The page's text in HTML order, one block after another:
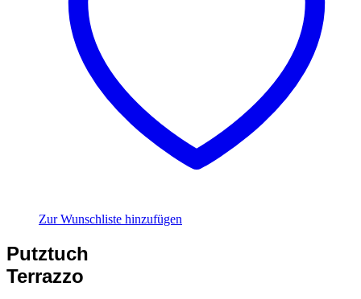
Zur Wunschliste hinzufügen
Putztuch
Terrazzo